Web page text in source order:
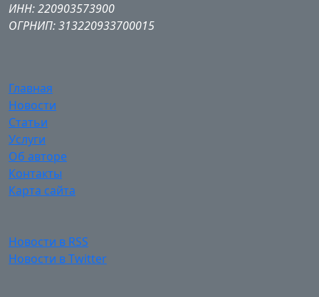
ИНН: 220903573900
ОГРНИП: 313220933700015
Главная
Новости
Статьи
Услуги
Об авторе
Контакты
Карта сайта
Новости в RSS
Новости в Twitter